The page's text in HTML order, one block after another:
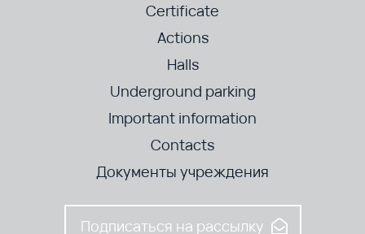
Certificate
Actions
Halls
Underground parking
Important information
Contacts
Документы учреждения
Подписаться на рассылку